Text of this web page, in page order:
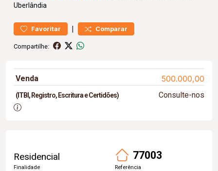
Uberlândia
Favoritar | Comparar
Compartilhe:
Venda 500.000,00
(ITBI, Registro, Escritura e Certidões) Consulte-nos
Residencial
Finalidade
77003
Referência